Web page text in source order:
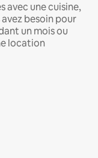
avec une cuisine,
besoin pour
un mois ou
location